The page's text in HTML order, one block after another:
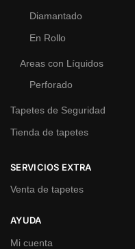
Diamantado
En Rollo
Areas con Líquidos
Perforado
Tapetes de Seguridad
Tienda de tapetes
SERVICIOS EXTRA
Venta de tapetes
AYUDA
Mi cuenta